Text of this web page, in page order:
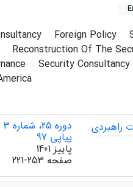
Foreign Policy
Reconstruction Of The
Security
پیاپی 97
پاییز 1401
صفحه 221-253